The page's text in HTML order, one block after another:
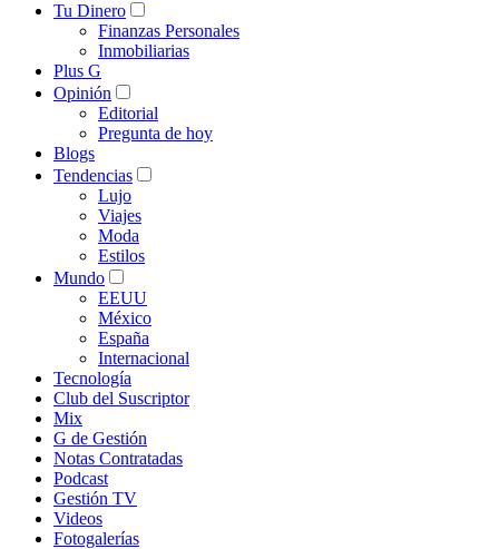
Tu Dinero
Finanzas Personales
Inmobiliarias
Plus G
Opinión
Editorial
Pregunta de hoy
Blogs
Tendencias
Lujo
Viajes
Moda
Estilos
Mundo
EEUU
México
España
Internacional
Tecnología
Club del Suscriptor
Mix
G de Gestión
Notas Contratadas
Podcast
Gestión TV
Videos
Fotogalerías